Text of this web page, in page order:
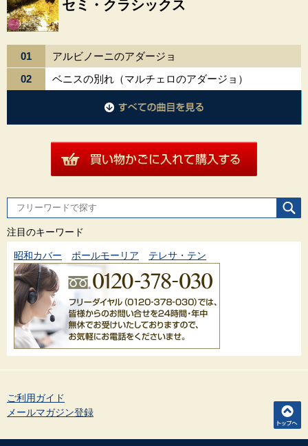
セミ・クラシックス
01
アルビノーニのアダージョ
02
ベニスの別れ（マルチェロのアダージョ）
注目のキーワード
昭和カバー ポールモーリア テレサ・テン
ご利用ガイド
メールマガジン登録